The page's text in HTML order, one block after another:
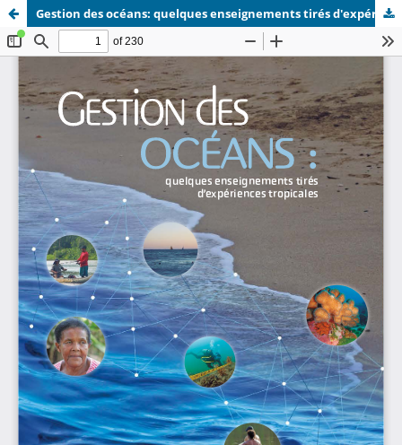
Gestion des océans: quelques enseignements tirés d'expériences tropicales